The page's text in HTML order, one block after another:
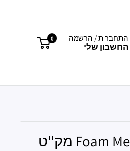
התחברות / הרשמה
החשבון שלי
0
משטח לעכבר אפור Foam Memory מק''ט